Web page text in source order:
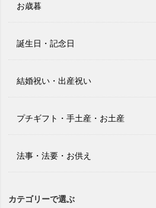
お歳暮
誕生日・記念日
結婚祝い・出産祝い
プチギフト・手土産・お土産
法事・法要・お供え
カテゴリーで選ぶ